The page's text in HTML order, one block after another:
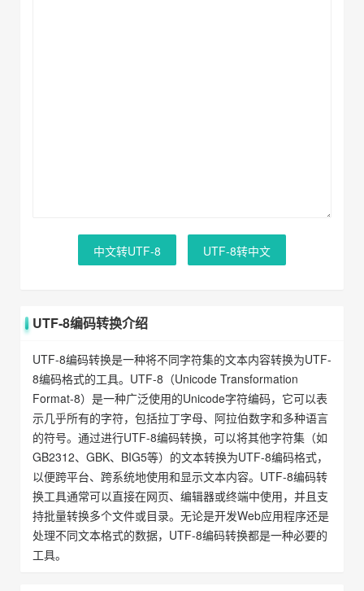
中文转UTF-8 UTF-8转中文
UTF-8编码转换介绍
UTF-8编码转换是一种将不同字符集的文本内容转换为UTF-
8编码格式的工具。UTF-8（Unicode Transformation
Format-8）是一种广泛使用的Unicode字符编码，它可以表
示几乎所有的字符，包括拉丁字母、阿拉伯数字和多种语言
的符号。通过进行UTF-8编码转换，可以将其他字符集（如
GB2312、GBK、BIG5等）的文本转换为UTF-8编码格式，
以便跨平台、跨系统地使用和显示文本内容。UTF-8编码转
换工具通常可以直接在网页、编辑器或终端中使用，并且支
持批量转换多个文件或目录。无论是开发Web应用程序还是
处理不同文本格式的数据，UTF-8编码转换都是一种必要的
工具。